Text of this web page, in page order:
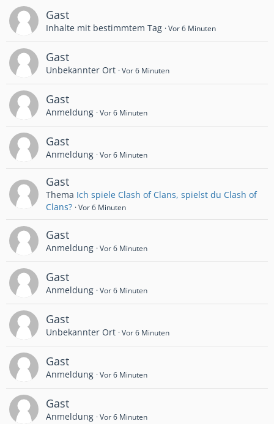
Gast
Inhalte mit bestimmtem Tag Vor 6 Minuten
Gast
Unbekannter Ort Vor 6 Minuten
Gast
Anmeldung Vor 6 Minuten
Gast
Anmeldung Vor 6 Minuten
Gast
Thema Ich spiele Clash of Clans, spielst du Clash of
Clans? Vor 6 Minuten
Gast
Anmeldung Vor 6 Minuten
Gast
Anmeldung Vor 6 Minuten
Gast
Unbekannter Ort Vor 6 Minuten
Gast
Anmeldung Vor 6 Minuten
Gast
Anmeldung Vor 6 Minuten